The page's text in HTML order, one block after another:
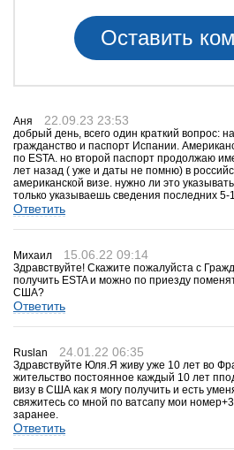
Аня 22.09.23 23:53
добрый день, всего один краткий вопрос:
гражданство и паспорт Испании.
по ESTA. но второй паспорт продолжаю
лет назад ( уже и даты не помню) в
американской визе. нужно ли это
только указываешь сведения последних 5-
Ответить
Михаил 15.06.22 09:14
Здравствуйте! Скажите пожалуйста с
получить ESTA и можно по приезду
США?
Ответить
Ruslan 24.01.22 06:35
Здравствуйте Юля.Я живу уже 10 лет во
жительство постоянное каждый 10 лет
визу в США как я могу получить и есть
свяжитесь со мной по ватсапу мои
заранее.
Ответить